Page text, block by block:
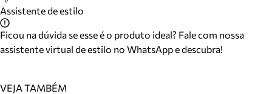
Assistente de estilo
Ficou na dúvida se esse é o produto ideal? Fale com nossa
assistente virtual de estilo no WhatsApp e descubra!
VEJA TAMBÉM